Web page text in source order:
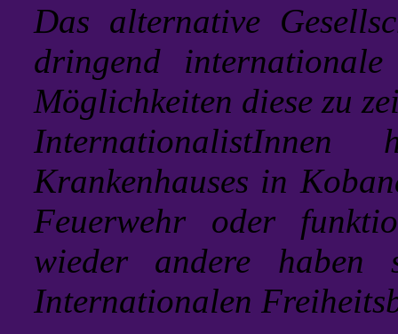
Das alternative
dringend
Möglichkeiten diese zu
Krankenhauses in
Feuerwehr oder
wieder andere haben
Internationalen